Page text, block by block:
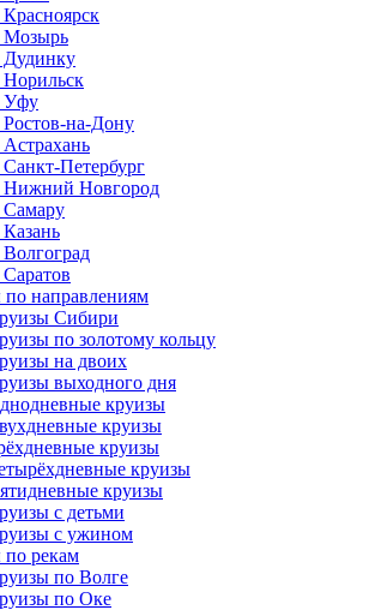
на-Дону
Петербург
Новгород
направлениям
Сибири
по золотому кольцу
на двоих
выходного дня
круизы
круизы
круизы
круизы
круизы
с детьми
с ужином
рекам
по Волге
по Оке